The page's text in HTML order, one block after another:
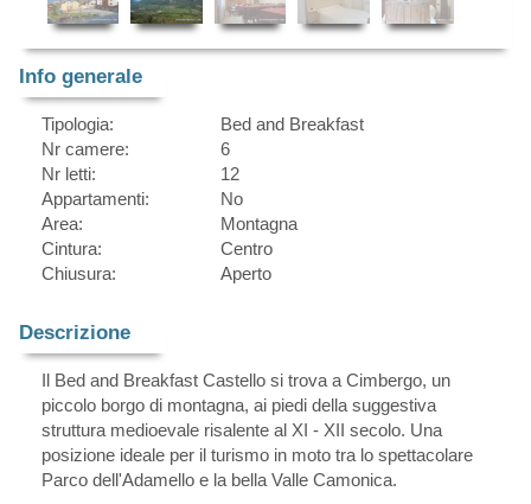
Info generale
Tipologia:
Nr camere:
Nr letti:
Appartamenti:
Area:
Cintura:
Chiusura:
Bed and Breakfast
6
12
No
Montagna
Centro
Aperto
Descrizione
Il Bed and Breakfast Castello si trova a Cimbergo, un
piccolo borgo di montagna, ai piedi della suggestiva
struttura medioevale risalente al XI - XII secolo. Una
posizione ideale per il turismo in moto tra lo spettacolare
Parco dell'Adamello e la bella Valle Camonica.